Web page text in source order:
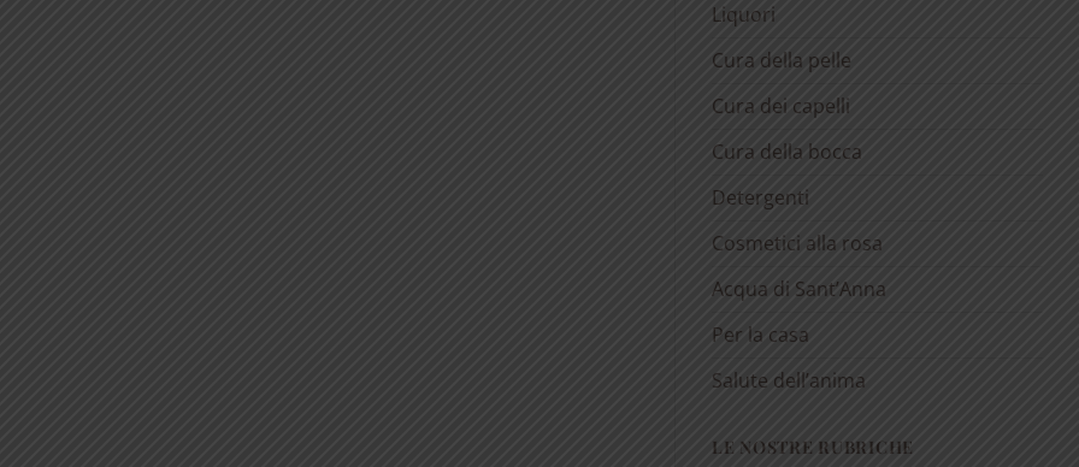
Liquori
Cura della pelle
Cura dei capelli
Cura della bocca
Detergenti
Cosmetici alla rosa
Acqua di Sant’Anna
Per la casa
Salute dell’anima
LE NOSTRE RUBRICHE